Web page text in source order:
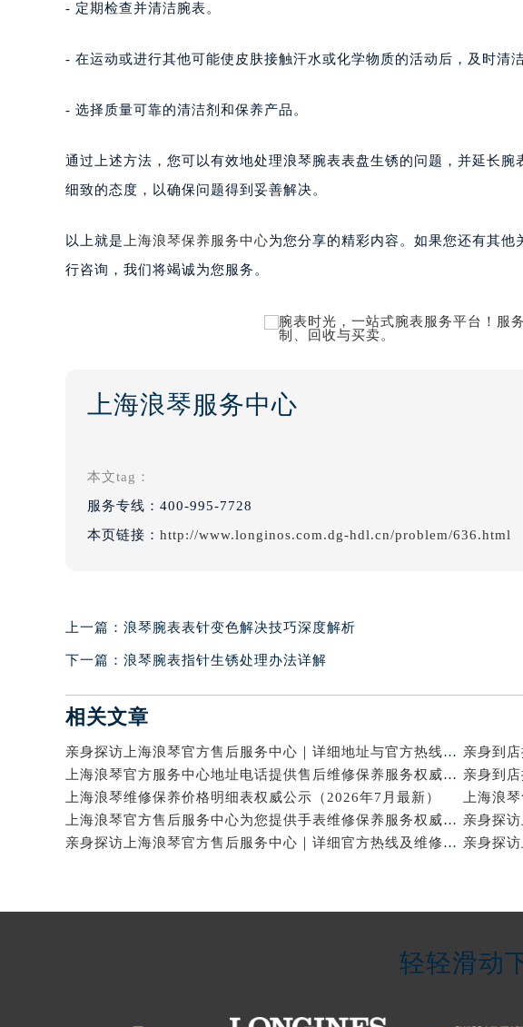
- 定期检查并清洁腕表。
- 在运动或进行其他可能使皮肤接触汗水或化学物质的活动后，及时清洁
- 选择质量可靠的清洁剂和保养产品。
通过上述方法，您可以有效地处理浪琴腕表表盘生锈的问题，并延长
细致的态度，以确保问题得到妥善解决。
以上就是 上海浪琴保养服务中心为您分享的精彩内容。如果您还有其
行咨询，我们将竭诚为您服务。
上海浪琴服务中心
本文tag：
服务专线： 400-995-7728
本页链接： http://www.longinos.com.dg-hdl.cn/problem/636.html
上一篇： 浪琴腕表表针变色解决技巧深度解析
下一篇： 浪琴腕表指针生锈处理办法详解
相关文章
亲身探访上海浪琴官方售后服务中心｜详细地址与官方热线（2026年7月最新）
上海浪琴官方服务中心地址电话提供售后维修保养服务权威公示（2026年7月最新）
上海浪琴维修保养价格明细表权威公示（2026年7月最新）
上海浪琴官方售后服务中心为您提供手表维修保养服务权威公示（2026年7月最新）
亲身探访上海浪琴官方售后服务中心｜详细官方热线及维修地址（2026年7月最新）
轻轻滑动